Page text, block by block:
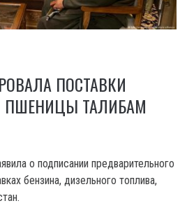
ПОСТАВКИ
ПШЕНИЦЫ ТАЛИБАМ
о подписании предварительного
бензина, дизельного топлива,